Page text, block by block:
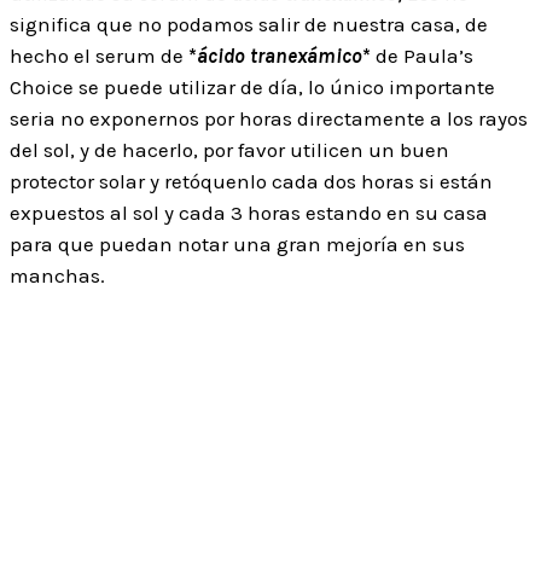
significa que no podamos salir de nuestra casa, de
hecho el serum de *ácido tranexámico* de Paula’s
Choice se puede utilizar de día, lo único importante
seria no exponernos por horas directamente a los rayos
del sol, y de hacerlo, por favor utilicen un buen
protector solar y retóquenlo cada dos horas si están
expuestos al sol y cada 3 horas estando en su casa
para que puedan notar una gran mejoría en sus
manchas.